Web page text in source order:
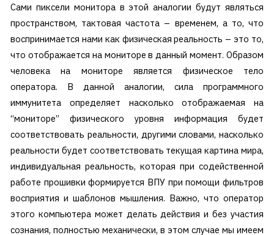
Сами пиксели монитора в этой аналогии будут являться
пространством, тактовая частота – временем, а то, что
воспринимается нами как физическая реальность – это то,
что отображается на мониторе в данный момент. Образом
человека на мониторе является физическое тело
оператора. В данной аналогии, сила программного
иммунитета определяет насколько отображаемая на
“мониторе” физического уровня информация будет
соответствовать реальности, другими словами, насколько
реальности будет соответствовать текущая картина мира,
индивидуальная реальность, которая при содейственной
работе прошивки формируется ВПУ при помощи фильтров
восприятия и шаблонов мышления. Важно, что оператор
этого компьютера может делать действия и без участия
сознания, полностью механически, в этом случае мы имеем